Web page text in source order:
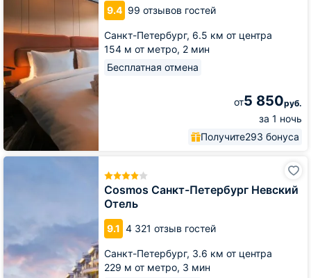
9.4 99 отзывов гостей
Санкт-Петербург, 6.5 км от центра
154 м от метро, 2 мин
Бесплатная отмена
от5 850руб.
за 1 ночь
Получите293 бонуса
Petersburg
Cosmos Санкт-Петербург Невский
Отель
9.1 4 321 отзыв гостей
Санкт-Петербург, 3.6 км от центра
229 м от метро, 3 мин
Cosmos